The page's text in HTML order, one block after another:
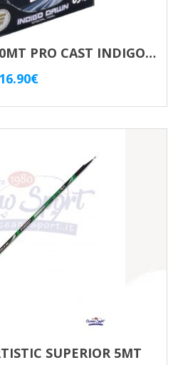
NOBU 0.16MM 2000MT PRO CAST INDIGO VIOLET
16.90€
SUPERIOR 5MT